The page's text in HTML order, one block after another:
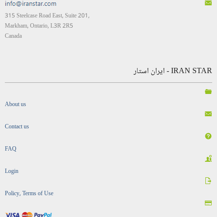
315 Steelcase Road East, Suite 201,
Markham, Ontario, L3R 2R5
Canada
IRAN STAR - ایران استار
About us
Contact us
FAQ
Login
Policy, Terms of Use